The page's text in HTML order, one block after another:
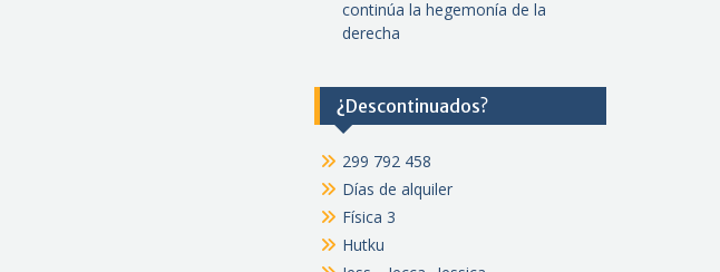
continúa la hegemonía de la
derecha
¿Descontinuados?
299 792 458
Días de alquiler
Física 3
Hutku